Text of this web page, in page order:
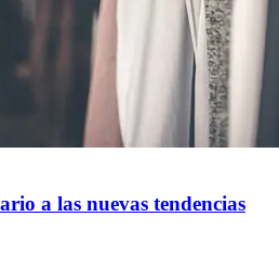
a las nuevas tendencias